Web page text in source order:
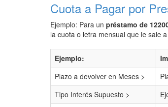
Cuota a Pagar por
Ejemplo: Para un préstamo de
la cuota o letra mensual que le sale
Ejemplo:
Plazo a devolver en Meses >
Tipo Interés Supuesto >